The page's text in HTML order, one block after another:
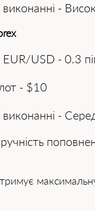
-
USD - 0.3
- $10
-